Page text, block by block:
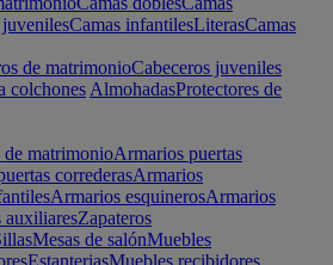
Camas infantilesLiterasCamas
de matrimonioCabeceros juveniles
colchones AlmohadasProtectores de
matrimonioArmarios puertas
correderasArmarios
Armarios esquinerosArmarios
auxiliaresZapateros
Mesas de salónMuebles
EstanteriasMuebles recibidores